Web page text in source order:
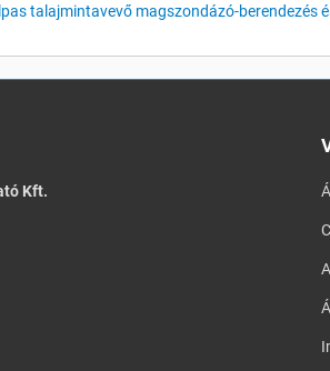
talajmintavevő magszondázó-berendezés
Kft.